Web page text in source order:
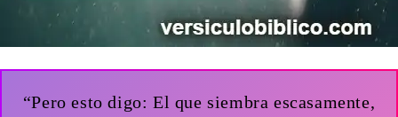
“Pero esto digo: El que siembra escasamente,